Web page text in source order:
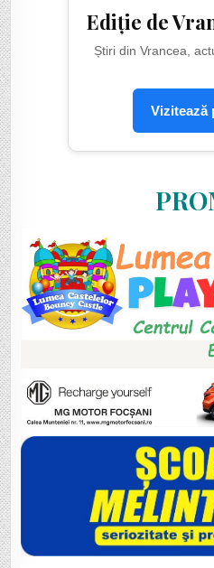
Ediție de
Știri din Vrancea,
Vizitează